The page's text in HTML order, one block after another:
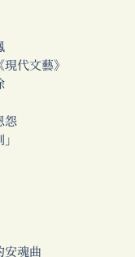
現代文藝》
怨
安魂曲